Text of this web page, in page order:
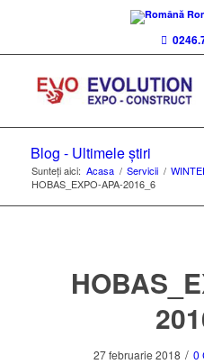
Blog - Ultimele știri
Sunteți aici: Acasa / Servicii /
HOBAS_EXPO-APA-2016_6
27 februarie 2018 / 0